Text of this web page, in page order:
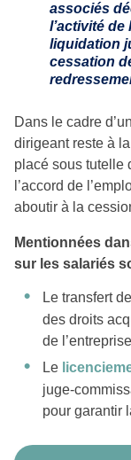
associés
l’activité de
liquidation
cessation
Dans le cadre
dirigeant reste à
placé sous tutelle
l’accord de
aboutir à la
Mentionnées
sur les salariés
Le transfert
des droits
de
Le
juge-
pour garantir